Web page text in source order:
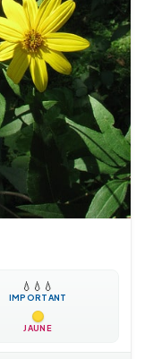
💧 💧 💧
IMPORTANT
JAUNE